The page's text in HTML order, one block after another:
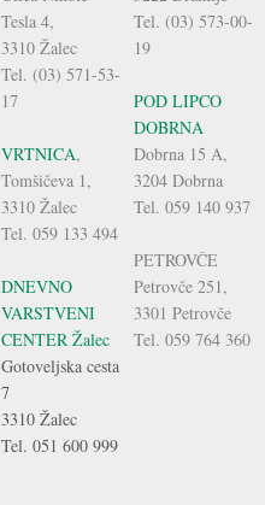
Tesla 4,
3310 Žalec
Tel. (03) 571-53-
17
VRTNICA,
Tomšičeva 1,
3310 Žalec
Tel. 059 133 494
DNEVNO
VARSTVENI
CENTER Žalec
Gotoveljska cesta
7
3310 Žalec
Tel. 051 600 999
Tel. (03) 573-00-
19
POD LIPCO
DOBRNA
Dobrna 15 A,
3204 Dobrna
Tel. 059 140 937
PETROVČE
Petrovče 251,
3301 Petrovče
Tel. 059 764 360